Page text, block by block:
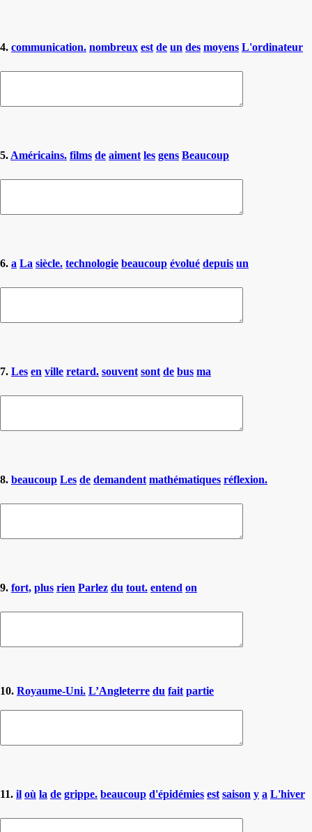
4. communication. nombreux est de un des moyens L'ordinateur
5. Américains. films de aiment les gens Beaucoup
6. a La siècle. technologie beaucoup évolué depuis un
7. Les en ville retard. souvent sont de bus ma
8. beaucoup Les de demandent mathématiques réflexion.
9. fort, plus rien Parlez du tout. entend on
10. Royaume-Uni. L’Angleterre du fait partie
11. il où la de grippe. beaucoup d'épidémies est saison y a L'hiver